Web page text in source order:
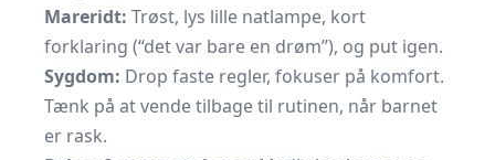
Mareridt: Trøst, lys lille natlampe, kort
forklaring (“det var bare en drøm”), og put igen.
Sygdom: Drop faste regler, fokuser på komfort.
Tænk på at vende tilbage til rutinen, når barnet
er rask.